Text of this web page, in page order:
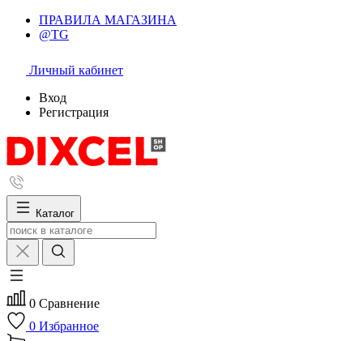
ПРАВИЛА МАГАЗИНА
@TG
Личный кабинет
Вход
Регистрация
Каталог
0 Сравнение
0 Избранное